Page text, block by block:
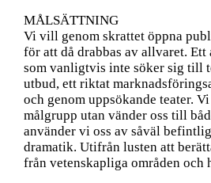
MÅLSÄTTNING
Vi vill genom skrattet öppna
för att då drabbas av allvaret. Ett
som vanligtvis inte söker sig till
utbud, ett riktat
och genom uppsökande teater.
målgrupp utan vänder oss till
använder vi oss av såväl
dramatik. Utifrån lusten att
från vetenskapliga områden och